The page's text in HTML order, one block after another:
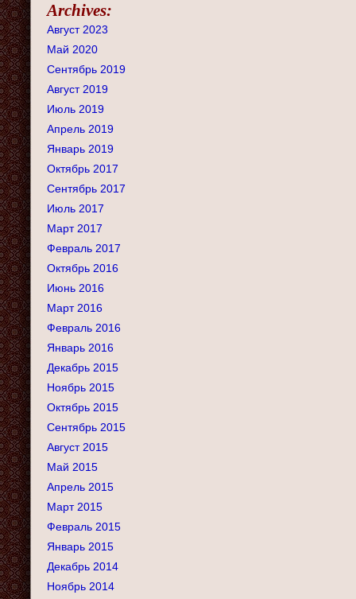
Archives:
Август 2023
Май 2020
Сентябрь 2019
Август 2019
Июль 2019
Апрель 2019
Январь 2019
Октябрь 2017
Сентябрь 2017
Июль 2017
Март 2017
Февраль 2017
Октябрь 2016
Июнь 2016
Март 2016
Февраль 2016
Январь 2016
Декабрь 2015
Ноябрь 2015
Октябрь 2015
Сентябрь 2015
Август 2015
Май 2015
Апрель 2015
Март 2015
Февраль 2015
Январь 2015
Декабрь 2014
Ноябрь 2014